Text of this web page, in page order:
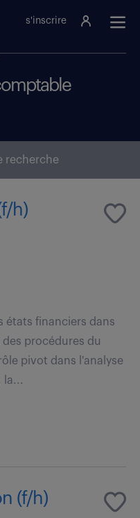
s'inscrire
recherche
h)
états financiers dans
des procédures du
pivot dans l'analyse
la...
(f/h)